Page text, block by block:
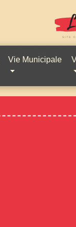
Vie Municipale